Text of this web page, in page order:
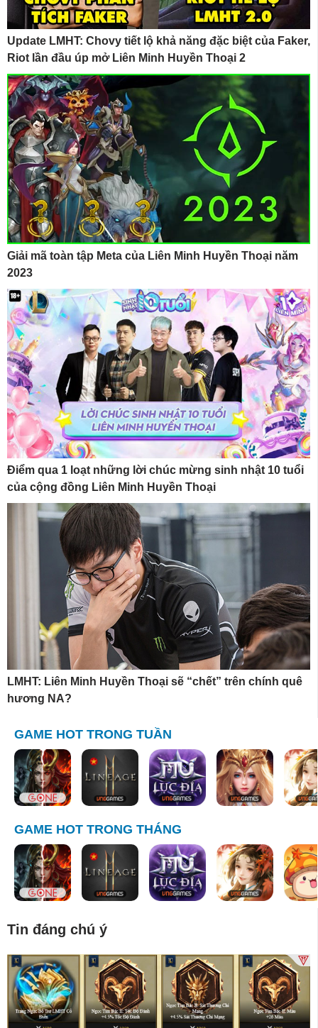
Update LMHT: Chovy tiết lộ khả năng đặc biệt của Faker,
Riot lần đầu úp mở Liên Minh Huyền Thoại 2
Giải mã toàn tập Meta của Liên Minh Huyền Thoại năm
2023
Điểm qua 1 loạt những lời chúc mừng sinh nhật 10 tuổi
của cộng đồng Liên Minh Huyền Thoại
LMHT: Liên Minh Huyền Thoại sẽ “chết” trên chính quê
hương NA?
GAME HOT TRONG TUẦN
GAME HOT TRONG THÁNG
Tin đáng chú ý